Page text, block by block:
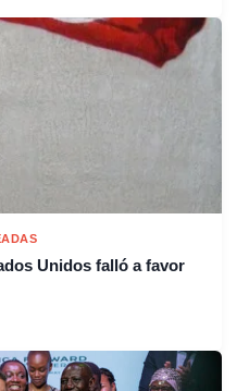
Unidos falló a favor